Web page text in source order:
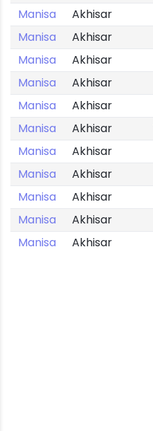
Manisa
Akhisar
Manisa
Akhisar
Manisa
Akhisar
Manisa
Akhisar
Manisa
Akhisar
Manisa
Akhisar
Manisa
Akhisar
Manisa
Akhisar
Manisa
Akhisar
Manisa
Akhisar
Manisa
Akhisar